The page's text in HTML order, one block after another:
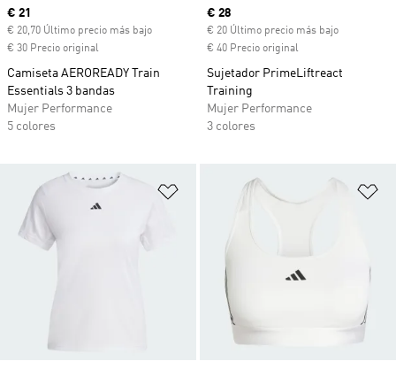
Precio actual
€ 21
€ 20,70 Último precio más bajo
€ 30 Precio original
Camiseta AEROREADY Train
Essentials 3 bandas
Mujer Performance
5 colores
Precio actual
€ 28
€ 20 Último precio más bajo
€ 40 Precio original
Sujetador PrimeLiftreact
Training
Mujer Performance
3 colores
Añadir a la lista de deseos